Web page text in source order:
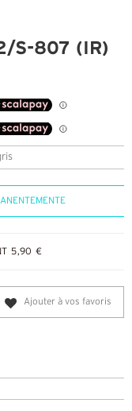
S-807 (IR)
5,90 €
Ajouter à vos favoris